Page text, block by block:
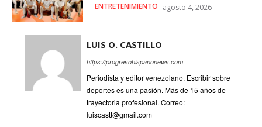
ENTRETENIMIENTO agosto 4, 2026
LUIS O. CASTILLO
https://progresohispanonews.com
Periodista y editor venezolano. Escribir sobre
deportes es una pasión. Más de 15 años de
trayectoria profesional. Correo:
luiscastt@gmail.com